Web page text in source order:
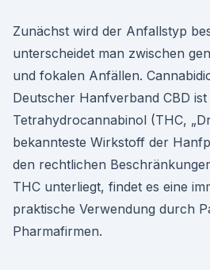
Zunächst wird der Anfallstyp
unterscheidet man zwischen
und fokalen Anfällen.
Deutscher Hanfverband CBD
Tetrahydrocannabinol (THC,
bekannteste Wirkstoff der
den rechtlichen
THC unterliegt, findet es eine
praktische Verwendung durch
Pharmafirmen.